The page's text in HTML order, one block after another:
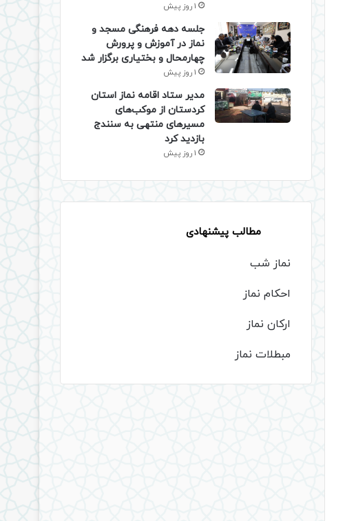
1 روز پیش
جلسه دهه فرهنگی مسجد و
نماز در آموزش و پرورش
چهارمحال و بختیاری برگزار شد
1 روز پیش
مدیر ستاد اقامه نماز استان
کردستان از موکب‌های
مسیرهای منتهی به سنندج
بازدید کرد
1 روز پیش
مطالب پیشنهادی
نماز شب
احکام نماز
ارکان نماز
مبطلات نماز